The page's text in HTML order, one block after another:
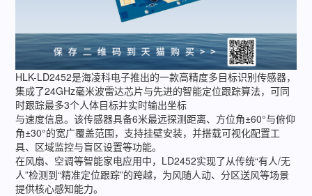
HLK-LD2452是海凌科电子推出的一款高精度多目标识别传感器，
集成了24GHz毫米波雷达芯片与先进的智能定位跟踪算法，可同
时跟踪最多3个人体目标并实时输出坐标
与速度信息。该传感器具备6米最远探测距离、方位角±60°与俯仰
角±30°的宽广覆盖范围，支持挂壁安装，并搭载可视化配置工
具、区域监控与盲区设置等功能。
在风扇、空调等智能家电应用中，LD2452实现了从传统“有人/无
人”检测到“精准定位跟踪”的跨越，为风随人动、分区送风等场景
提供核心感知能力。